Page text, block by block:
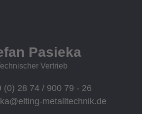
Pasieka
Vertrieb
(0) 28 74 / 900 79 - 26
metalltechnik.de